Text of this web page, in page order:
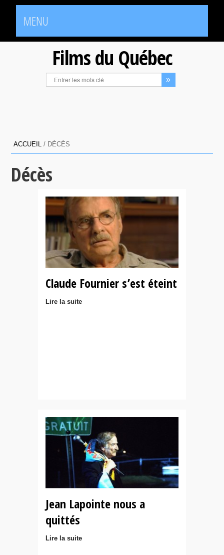
MENU
Films du Québec
ACCUEIL / DÉCÈS
Décès
Claude Fournier s’est éteint
Lire la suite
Jean Lapointe nous a
quittés
Lire la suite